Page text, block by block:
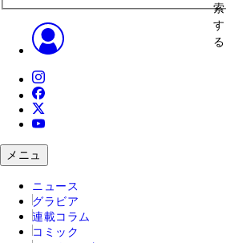
索
す
る
メニュ
ニュース
グラビア
連載コラム
コミック